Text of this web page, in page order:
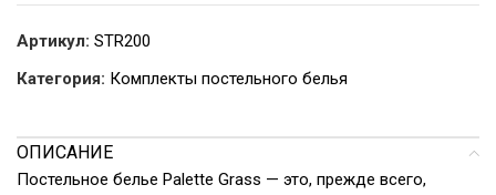
Артикул: STR200
Категория: Комплекты постельного белья
ОПИСАНИЕ
Постельное белье Palette Grass — это, прежде всего,